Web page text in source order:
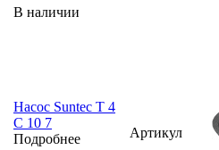
В наличии
Насос Suntec T 4
C 10 7
Подробнее
Артикул